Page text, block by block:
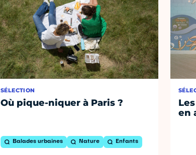
SÉLECTION
Où pique-niquer à Paris ?
Balades urbaines Nature Enfants
en